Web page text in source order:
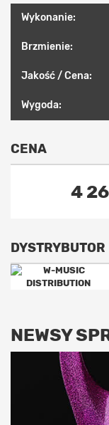
Wykonanie:
Brzmienie:
Jakość / Cena:
Wygoda:
CENA
4
DYSTRYBUTOR
NEWSY